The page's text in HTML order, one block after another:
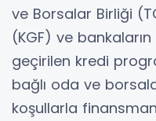
ve Borsalar Birliği
(KGF) ve
geçirilen kredi
bağlı oda ve
koşullarla